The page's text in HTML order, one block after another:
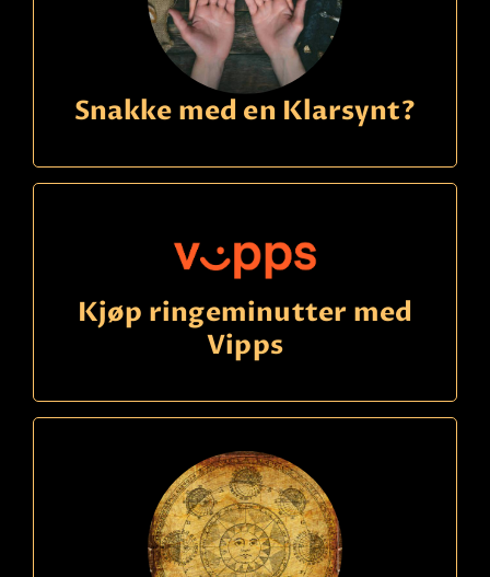
Snakke med en Klarsynt?
Kjøp ringeminutter med
Vipps